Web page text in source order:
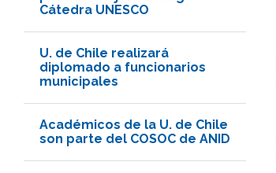
Cátedra UNESCO
U. de Chile realizará
diplomado a funcionarios
municipales
Académicos de la U. de Chile
son parte del COSOC de ANID